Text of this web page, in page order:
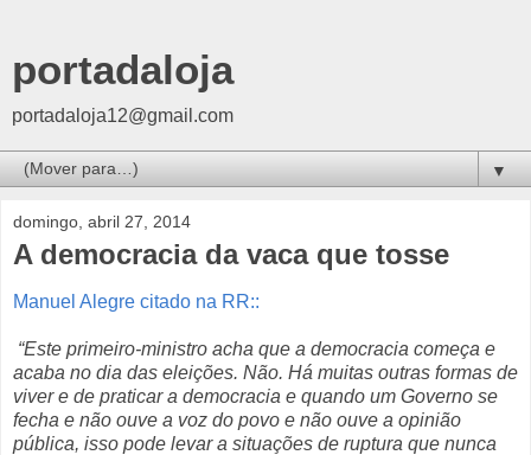
portadaloja
portadaloja12@gmail.com
▼
domingo, abril 27, 2014
A democracia da vaca que tosse
Manuel Alegre citado na RR::
“Este primeiro-ministro acha que a democracia começa e
acaba no dia das eleições. Não. Há muitas outras formas de
viver e de praticar a democracia e quando um Governo se
fecha e não ouve a voz do povo e não ouve a opinião
pública, isso pode levar a situações de ruptura que nunca